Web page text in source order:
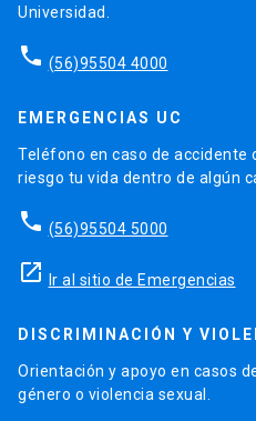
Universidad.
phone (56)95504 4000
EMERGENCIAS UC
Teléfono en caso de accidente
riesgo tu vida dentro de algún
phone (56)95504 5000
launch Ir al sitio de Emergencias
DISCRIMINACIÓN Y
Orientación y apoyo en casos
género o violencia sexual.